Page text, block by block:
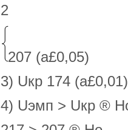
2
207 (a£0,05)
3) Uкр 174 (a£0,01)
4) Uэмп > Uкр ®